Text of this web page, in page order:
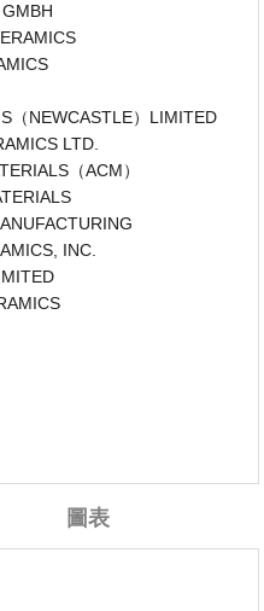
（NEWCASTLE）LIMITED
LTD.
（ACM）
INC.
圖表